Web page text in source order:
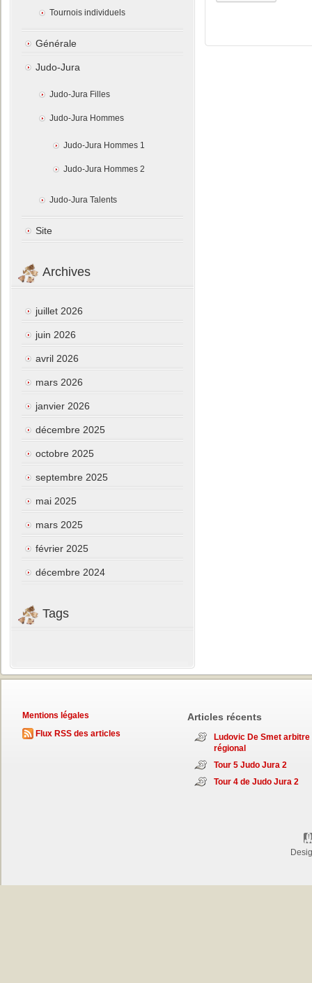
Tournois individuels
Générale
Judo-Jura
Judo-Jura Filles
Judo-Jura Hommes
Judo-Jura Hommes 1
Judo-Jura Hommes 2
Judo-Jura Talents
Site
Archives
juillet 2026
juin 2026
avril 2026
mars 2026
janvier 2026
décembre 2025
octobre 2025
septembre 2025
mai 2025
mars 2025
février 2025
décembre 2024
Tags
Mentions légales
Flux RSS des articles
Articles récents
Ludovic De Smet arbitre
régional
Tour 5 Judo Jura 2
Tour 4 de Judo Jura 2